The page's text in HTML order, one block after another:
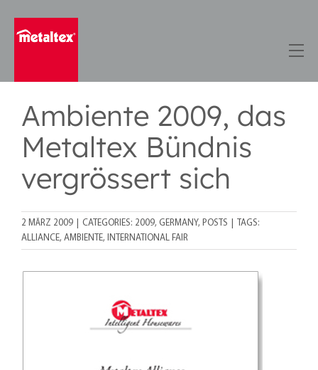
Ambiente 2009, das
Metaltex Bündnis
vergrössert sich
2 MÄRZ 2009 CATEGORIES: 2009, GERMANY, POSTS
TAGS:
ALLIANCE, AMBIENTE, INTERNATIONAL FAIR